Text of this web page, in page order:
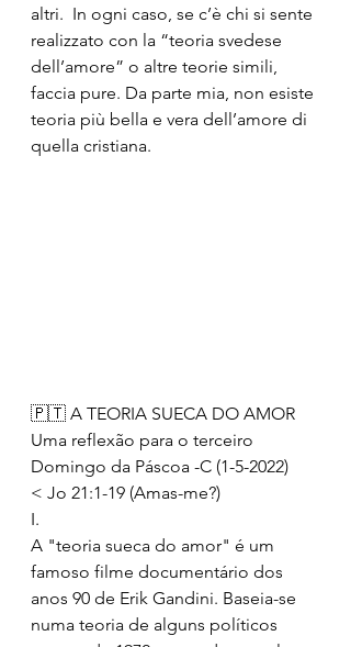
altri.  In ogni caso, se c’è chi si sente
realizzato con la “teoria svedese
dell’amore” o altre teorie simili,
faccia pure. Da parte mia, non esiste
teoria più bella e vera dell’amore di
quella cristiana.
🇵🇹 A TEORIA SUECA DO AMOR
Uma reflexão para o terceiro
Domingo da Páscoa -C (1-5-2022)
< Jo 21:1-19 (Amas-me?)
I.
A "teoria sueca do amor" é um
famoso filme documentário dos
anos 90 de Erik Gandini. Baseia-se
numa teoria de alguns políticos